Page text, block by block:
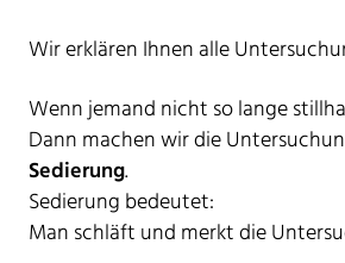
Wir erklären Ihnen alle
Wenn jemand nicht so lange
Dann machen wir die
Sedierung.
Sedierung bedeutet:
Man schläft und merkt die